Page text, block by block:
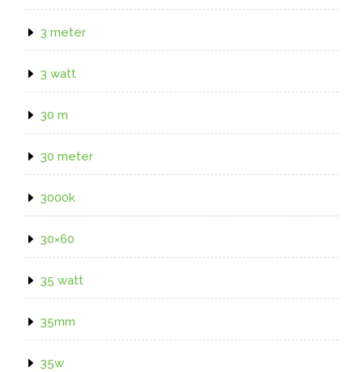
3 meter
3 watt
30 m
30 meter
3000k
30×60
35 watt
35mm
35w